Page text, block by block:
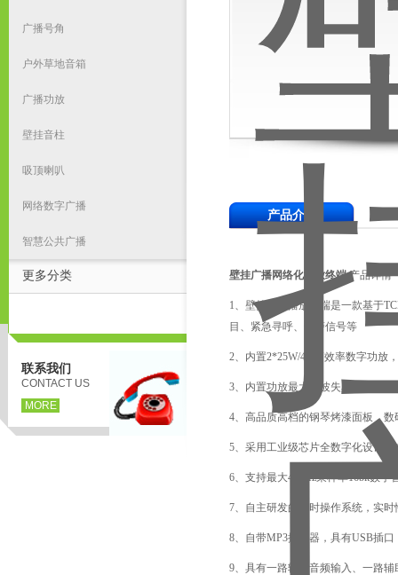
广播号角
户外草地音箱
广播功放
壁挂音柱
吸顶喇叭
网络数字广播
智慧公共广播
更多分类
联系我们
CONTACT US
MORE
产品介绍
壁挂广播网络化播放终端产品详情
1、壁挂网络播放终端是一款基于
目、紧急寻呼、告警信号等
2、内置2*25W/4Ω高效率数字功放
3、内置功放最大谐波失真:0.3%
4、高品质高档的钢琴烤漆面板，
5、采用工业级芯片全数字化设计
6、支持最大48kHz采样率16bit数字
7、自主研发的实时操作系统，实
8、自带MP3播放器，具有USB插
9、具有一路辅助音频输入、一路